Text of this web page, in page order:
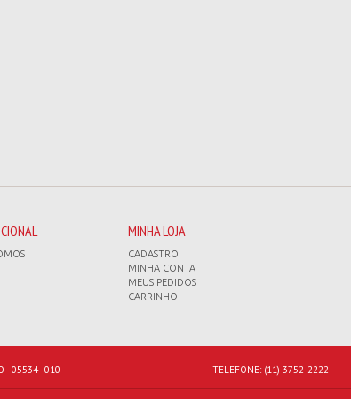
MINHA LOJA
CADASTRO
MINHA CONTA
MEUS PEDIDOS
CARRINHO
- 05534–010 TELEFONE: (11) 3752-2222